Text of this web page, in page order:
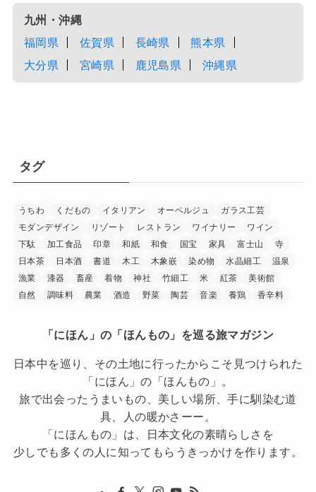
九州・沖縄
福岡県
佐賀県 長崎県
熊本県
大分県
宮崎県 鹿児島県 沖縄県
タグ
うちわ くだもの イタリアン オーベルジュ
ガラス工芸
モダンデザイン
リゾート レストラン ワイナリー
ワイン
下駄
加工食品 印章 和紙 和食 国宝 家具 富士山
寺
日本茶
日本酒 書道 木工 木象嵌 染め物 水晶細工
温泉
漁業
漆器 畜産 着物 神社 竹細工 米 紅茶
美術館
自然
調味料 農業 酒造 野菜 陶芸 音楽 養鶏 香辛料
「にほん」の「ほんもの」を巡る旅マガジン
日本中を巡り、その土地に行ったからこそ見つけられた
「にほん」の「ほんもの」。
旅で出会ったうまいもの、美しい場所、手に馴染む道
具、人の暖かさーー。
「にほんもの」は、日本文化の素晴らしさを
少しでも多くの人に知ってもらうきっかけを作ります。